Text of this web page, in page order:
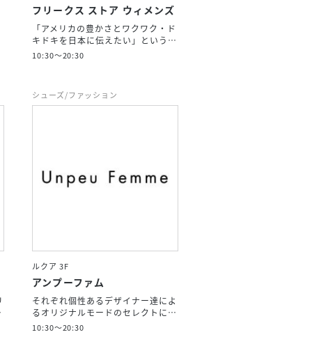
フリークス ストア ウィメンズ
「アメリカの豊かさとワクワク・ド
キドキを日本に伝えたい」という…
10:30～20:30
シューズ/ファッション
ルクア 3F
アンプーファム
それぞれ個性あるデザイナー達によ
るオリジナルモードのセレクトに…
10:30～20:30